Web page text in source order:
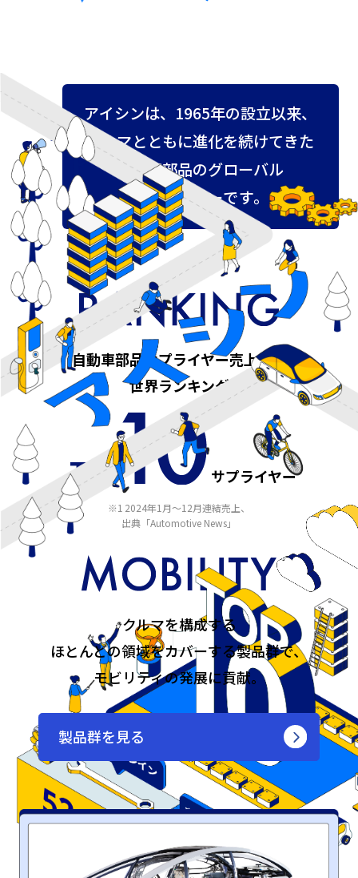
アイシンは、 1965年の設立以来、
ク ルマと ともに進化を続けてきた
自 動車部品のグローバル
サプライ ヤーです。
自動車部品サプライヤー売上収益​
世界ランキング
TOP
※1
サプライヤー
※1 2024年1月～12月連結売上、
出典「Automotive News」
クルマを構成する
ほとんどの領域をカバーする製品群で、
モビリティの発展に貢献。
製品群を見る